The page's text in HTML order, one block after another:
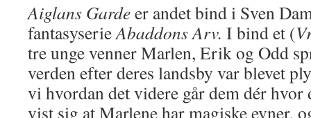
Aiglans Gardeer andet bind i Sven
fantasyserieAbaddons Arv. I bind et (
tre unge venner Marlen, Erik og Odd
verden efter deres landsby var blevet
vi hvordan det videre går dem dér hvor
vist sig at Marlene har magiske evner,